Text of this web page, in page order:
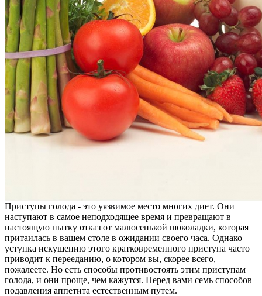
Приступы голода - это уязвимое место многих диет. Они
наступают в самое неподходящее время и превращают в
настоящую пытку отказ от малюсенькой шоколадки, которая
притаилась в вашем столе в ожидании своего часа. Однако
уступка искушению этого кратковременного приступа часто
приводит к перееданию, о котором вы, скорее всего,
пожалеете. Но есть способы противостоять этим приступам
голода, и они проще, чем кажутся. Перед вами семь способов
подавления аппетита естественным путем.